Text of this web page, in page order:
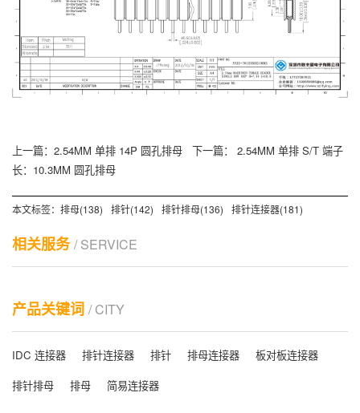
上一篇： 2.54MM 单排 14P 圆孔排母 下一篇：
2.54MM 单排 S/T 端子
长：10.3MM 圆孔排母
本文标签： 排母(138) 排针(142) 排针排母(136) 排针连接器(181)
相关服务/ SERVICE
产品关键词 / CITY
IDC 连接器 排针连接器 排针 排母连接器
板对板连接器
排针排母
排母 简易连接器